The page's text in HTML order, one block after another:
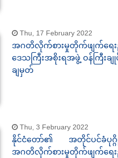
Thu, 17 February 2022
အဂတိလိုက်စားမှုတိုက်ဖျက်ရေး
ဒေသကြီးအစိုးရအဖွဲ့ ဝန်ကြီးချု
ချမှတ်
Thu, 3 February 2022
နိုင်ငံတော်၏ အတိုင်ပင်ခံပုဂ္ဂို
အဂတိလိုက်စားမှုတိုက်ဖျက်ရေး